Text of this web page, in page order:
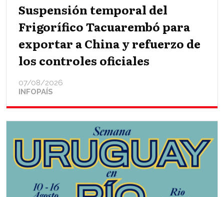
Suspensión temporal del
Frigorífico Tacuarembó para
exportar a China y refuerzo de
los controles oficiales
INFOPAÍS
07/08/2026